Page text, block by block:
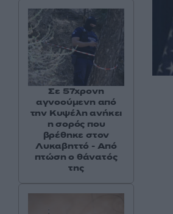
Σε 57χρονη
αγνοούμενη από
την Κυψέλη ανήκει
η σορός που
βρέθηκε στον
Λυκαβηττό - Από
πτώση ο θάνατός
της